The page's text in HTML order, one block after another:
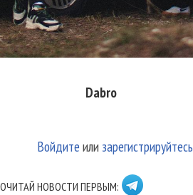
Dabro
Войдите или зарегистрируйтесь
НОВОСТИ ПЕРВЫМ: